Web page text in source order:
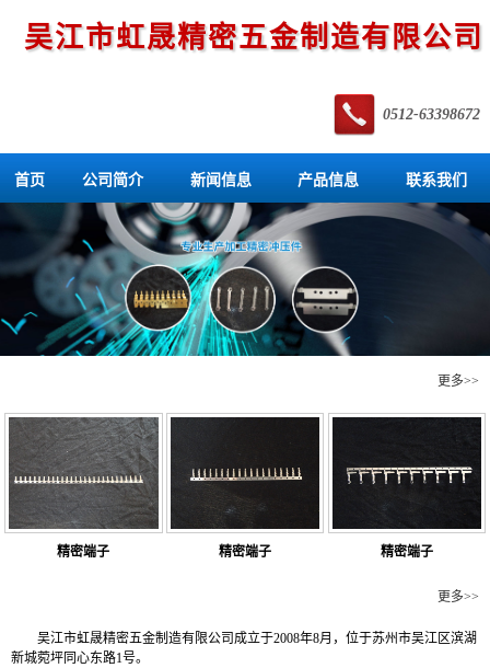
吴江市虹晟精密五金制造有限公司
0512-63398672
首页 公司简介 新闻信息 产品信息 联系我们
更多>>
精密端子 精密端子 精密端子
更多>>
吴江市虹晟精密五金制造有限公司成立于2008年8月，位于苏州市吴江区滨湖
新城菀坪同心东路1号。